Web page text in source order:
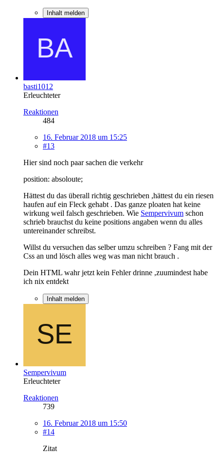
Inhalt melden
basti1012
Erleuchteter
Reaktionen
484
16. Februar 2018 um 15:25
#13
Hier sind noch paar sachen die verkehr
position: absoloute;
Hättest du das überall richtig geschrieben ,hättest du ein riesen
haufen auf ein Fleck gehabt . Das ganze ploaten hat keine
wirkung weil falsch geschrieben. Wie Sempervivum schon
schrieb brauchst du keine positions angaben wenn du alles
untereinander schreibst.
Willst du versuchen das selber umzu schreiben ? Fang mit der
Css an und lösch alles weg was man nicht brauch .
Dein HTML wahr jetzt kein Fehler drinne ,zuumindest habe
ich nix entdekt
Inhalt melden
Sempervivum
Erleuchteter
Reaktionen
739
16. Februar 2018 um 15:50
#14
Zitat